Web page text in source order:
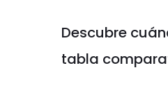
Descubre
tabla